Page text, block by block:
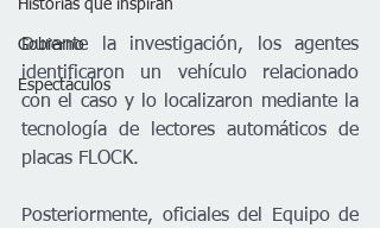
Historias que inspiran
Gobierno
Espectáculos
Durante la investigación, los agentes
identificaron un vehículo relacionado
con el caso y lo localizaron mediante la
tecnología de lectores automáticos de
placas FLOCK.
Posteriormente, oficiales del Equipo de